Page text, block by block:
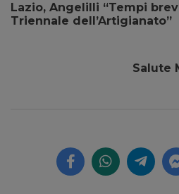
Lazio, Angelilli “Tempi
Triennale dell’Artigianato”
Salute